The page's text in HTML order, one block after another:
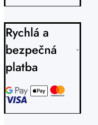
Rychlá a
bezpečná
platba